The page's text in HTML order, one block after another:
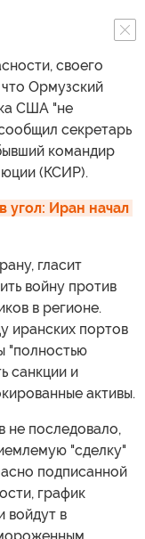
своего
Ормузский
США "не
секретарь
командир
(КСИР).
угол: Иран начал
гласит
войну против
в регионе.
иранских портов
"полностью
санкции и
активы.
последовало,
"сделку"
подписанной
график
войдут в